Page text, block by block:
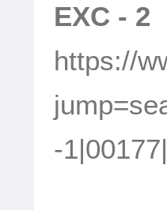
EXC - 2
https://
-